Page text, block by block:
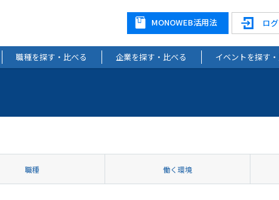
ロ
MONOWEB活用法
職種を探す・比べる 企業を探す・比べる イベントを探す
職種 働く環境